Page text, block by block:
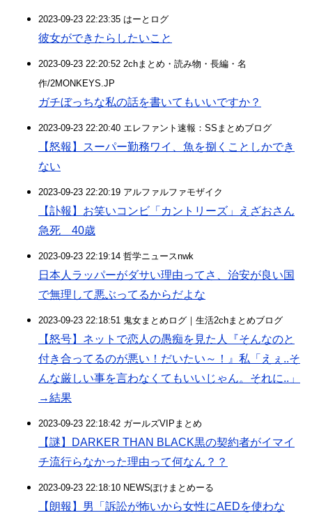
2023-09-23 22:23:35 はーとログ
彼女ができたらしたいこと
2023-09-23 22:20:52 2chまとめ・読み物・長編・名
作/2MONKEYS.JP
ガチぼっちな私の話を書いてもいいですか？
2023-09-23 22:20:40 エレファント速報：SSまとめブログ
【怒報】スーパー勤務ワイ、魚を捌くことしかでき
ない
2023-09-23 22:20:19 アルファルファモザイク
【訃報】お笑いコンビ「カントリーズ」えざおさん
急死 40歳
2023-09-23 22:19:14 哲学ニュースnwk
日本人ラッパーがダサい理由ってさ、治安が良い国
で無理して悪ぶってるからだよな
2023-09-23 22:18:51 鬼女まとめログ｜生活2chまとめブログ
【怒号】ネットで恋人の愚痴を見た人『そんなのと
付き合ってるのが悪い！だいたい～！』私「えぇ..そ
んな厳しい事を言わなくてもいいじゃん。それに..」
→結果
2023-09-23 22:18:42 ガールズVIPまとめ
【謎】DARKER THAN BLACK黒の契約者がイマイ
チ流行らなかった理由って何なん？？
2023-09-23 22:18:10 NEWSぽけまとめーる
【朗報】男「訴訟が怖いから女性にAEDを使わな